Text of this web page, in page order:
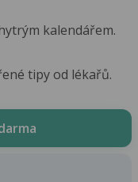
kalendářem.
tipy od lékařů.